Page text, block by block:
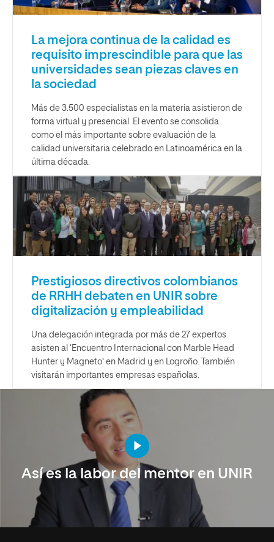
La mejora continua de la calidad es
requisito imprescindible para que las
universidades sean piezas claves en
la sociedad
Más de 3.500 especialistas en la materia asistieron de
forma virtual y presencial. El evento se consolida
como el más importante sobre evaluación de la
calidad universitaria celebrado en Latinoamérica en la
última década.
Prestigiosos directivos colombianos
de RRHH debaten en UNIR sobre
digitalización y empleabilidad
Una delegación integrada por más de 27 expertos
asisten al ‘Encuentro Internacional con Marble Head
Hunter y Magneto’ en Madrid y en Logroño. También
visitarán importantes empresas españolas.
Así es la labor del mentor en UNIR